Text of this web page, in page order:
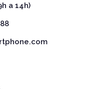
a 14h)